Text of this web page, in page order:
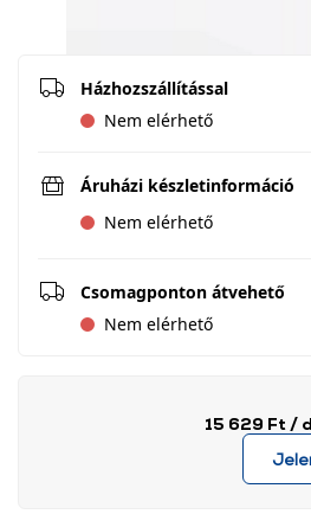
Házhozszállítással
Nem elérhető
Áruházi készletinformáció
Nem elérhető
Csomagponton átvehető
Nem elérhető
15 629 Ft /